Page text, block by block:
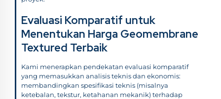
Evaluasi Komparatif untuk
Menentukan Harga Geomembrane
Textured Terbaik
Kami menerapkan pendekatan evaluasi komparatif
yang memasukkan analisis teknis dan ekonomis:
membandingkan spesifikasi teknis (misalnya
ketebalan, tekstur, ketahanan mekanik) terhadap